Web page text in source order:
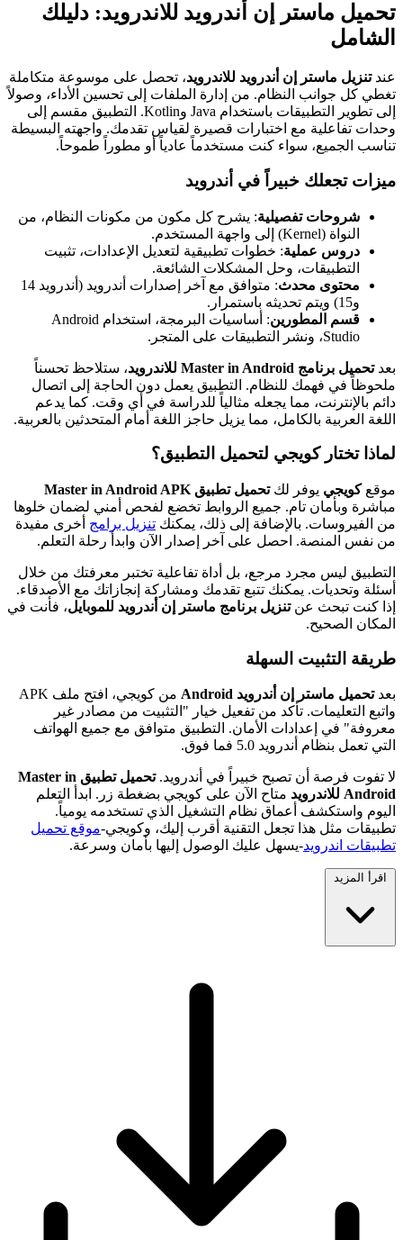
تحميل ماستر إن أندرويد للاندرويد: دليلك
الشامل
عندتنزيل ماستر إن أندرويد للاندرويد، تحصل على موسوعة متكاملة
تغطي كل جوانب النظام. من إدارة الملفات إلى تحسين الأداء، وصولاً
إلى تطوير التطبيقات باستخدام Java وKotlin. التطبيق مقسم إلى
وحدات تفاعلية مع اختبارات قصيرة لقياس تقدمك. واجهته البسيطة
تناسب الجميع، سواء كنت مستخدماً عادياً أو مطوراً طموحاً.
ميزات تجعلك خبيراً في أندرويد
شروحات تفصيلية: يشرح كل مكون من مكونات النظام، من
النواة (Kernel) إلى واجهة المستخدم.
دروس عملية: خطوات تطبيقية لتعديل الإعدادات، تثبيت
التطبيقات، وحل المشكلات الشائعة.
محتوى محدث
: متوافق مع آخر إصدارات أندرويد (أندرويد 14
و15) ويتم تحديثه باستمرار.
قسم المطورين
: أساسيات البرمجة، استخدام Android
Studio، ونشر التطبيقات على المتجر.
بعدتحميل برنامج Master in Android للاندرويد
، ستلاحظ تحسناً
ملحوظاً في فهمك للنظام. التطبيق يعمل دون الحاجة إلى اتصال
دائم بالإنترنت، مما يجعله مثالياً للدراسة في أي وقت. كما يدعم
اللغة العربية بالكامل، مما يزيل حاجز اللغة أمام المتحدثين بالعربية.
لماذا تختار كويجي لتحميل التطبيق؟
موقعكويجي يوفر لكتحميل تطبيق Master in Android APK
مباشرة وبأمان تام. جميع الروابط تخضع لفحص أمني لضمان خلوها
من الفيروسات. بالإضافة إلى ذلك، يمكنك تنزيل برامج أخرى مفيدة
من نفس المنصة. احصل على آخر إصدار الآن وابدأ رحلة التعلم.
التطبيق ليس مجرد مرجع، بل أداة تفاعلية تختبر معرفتك من خلال
أسئلة وتحديات. يمكنك تتبع تقدمك ومشاركة إنجازاتك مع الأصدقاء.
إذا كنت تبحث عنتنزيل برنامج ماستر إن أندرويد للموبايل، فأنت في
المكان الصحيح.
طريقة التثبيت السهلة
بعدتحميل ماستر إن أندرويد Android
من كويجي، افتح ملف APK
واتبع التعليمات. تأكد من تفعيل خيار "التثبيت من مصادر غير
معروفة" في إعدادات الأمان. التطبيق متوافق مع جميع الهواتف
التي تعمل بنظام أندرويد 5.0 فما فوق.
لا تفوت فرصة أن تصبح خبيراً في أندرويد.
تحميل تطبيق Master in
Android للاندرويد
متاح الآن على كويجي بضغطة زر. ابدأ التعلم
اليوم واستكشف أعماق نظام التشغيل الذي تستخدمه يومياً.
تطبيقات مثل هذا تجعل التقنية أقرب إليك، وكويجي-موقع تحميل
تطبيقات اندرويد-يسهل عليك الوصول إليها بأمان وسرعة.
اقرأ المزيد